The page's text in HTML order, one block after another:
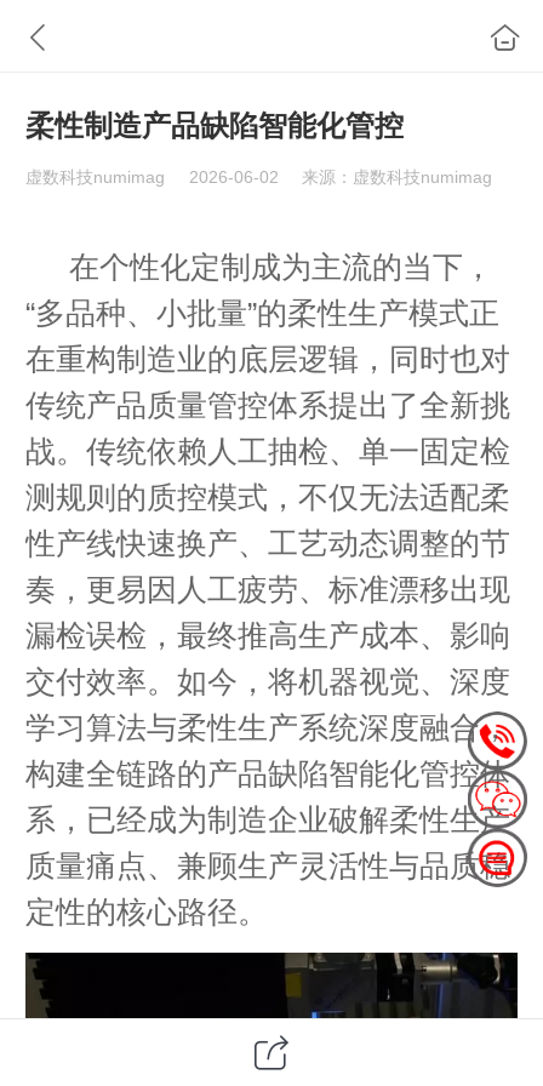
柔性制造产品缺陷智能化管控
虚数科技numimag 2026-06-02 来源：虚数科技numimag
在个性化定制成为主流的当下，
“多品种、小批量”的柔性生产模式正
在重构制造业的底层逻辑，同时也对
传统产品质量管控体系提出了全新挑
战。传统依赖人工抽检、单一固定检
测规则的质控模式，不仅无法适配柔
性产线快速换产、工艺动态调整的节
奏，更易因人工疲劳、标准漂移出现
漏检误检，最终推高生产成本、影响
交付效率。如今，将机器视觉、深度
学习算法与柔性生产系统深度融合，
构建全链路的产品缺陷智能化管控体
系，已经成为制造企业破解柔性生产
质量痛点、兼顾生产灵活性与品质稳
定性的核心路径。